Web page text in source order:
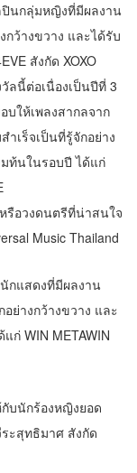
ปินกลุ่มหญิงที่มีผลงาน
กว้างขวาง และได้รับ
สังกัด XOXO
ลนี้ต่อเนื่องเป็นปีที่ 3
บให้เพลงสากลจาก
เร็จเป็นที่รู้จักอย่าง
ท้นในรอบปี ได้แก่
รือวงดนตรีที่น่าสนใจ
Music Thailand
นักแสดงที่มีผลงาน
ย่างกว้างขวาง และ
ก่ WIN METAWIN
กับนักร้องหญิงยอด
ะสุทธิมาศ สังกัด